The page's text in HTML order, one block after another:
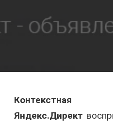
Яндекс.Директ